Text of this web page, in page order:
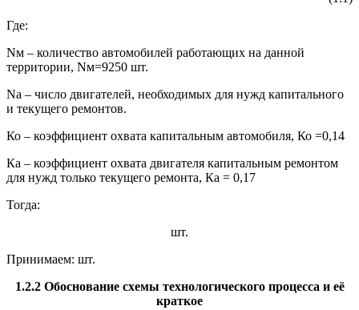
Где:
Nм – количество автомобилей работающих на данной
территории, Nм=9250 шт.
Nа – число двигателей, необходимых для нужд капитального
и текущего ремонтов.
Ко – коэффициент охвата капитальным автомобиля, Ко =0,14
Ка – коэффициент охвата двигателя капитальным ремонтом
для нужд только текущего ремонта, Ка = 0,17
Тогда:
шт.
Принимаем: шт.
1.2.2 Обоснование схемы технологического процесса и её
краткое